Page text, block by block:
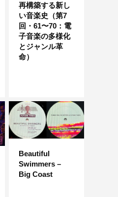
再構築する新し
い音楽史（第7
回・61〜70：電
子音楽の多様化
とジャンル革
命）
Beautiful
Swimmers –
Big Coast